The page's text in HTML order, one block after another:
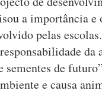
a importância e
pelas
sementes de
e causa